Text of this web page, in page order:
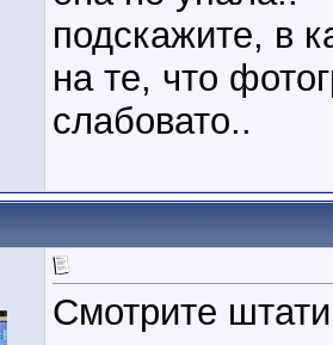
подскажите, в
на те, что
слабовато..
Смотрите